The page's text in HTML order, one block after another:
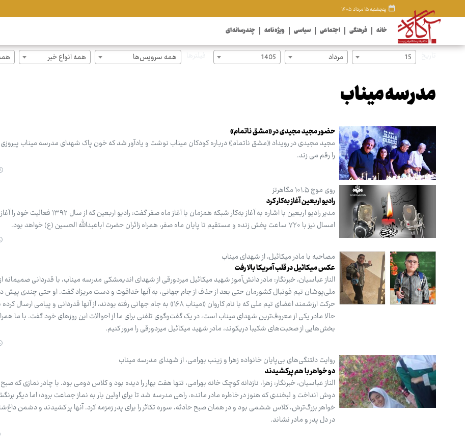
پنجشنبه ۱۵ مرداد ۱۴۰۵
خانه فرهنگی اجتماعی سیاسی ویژه نامه چندرسانه ای
15 مرداد 1405 همه سرویس‌ها همه انواع خبر
مدرسه میناب
حضور مجید مجیدی در «مشق ناتمام»
مجید مجیدی در رویداد «مشق ناتمام» درباره کودکان میناب نوشت و یادآور شد که خون پاک شهدای مدرسه میناب پیروزی
را رقم می زند.
روی موج ۱۰۱.۵ مگاهرتز
رادیو اربعین آغاز به‌کار کرد
مدیر رادیو اربعین با اشاره به آغاز به‌کار شبکه همزمان با آغاز ماه صفر گفت:
امسال نیز با ۷۲۰ ساعت پخش زنده و مستقیم تا پایان ماه صفر، همراه زائران حضرت اباعبدالله الحسین (ع) خواهد بود.
مصاحبه با مادر میکائیل، از شهدای میناب
عکس میکائیل در قلب آمریکا بالا رفت
الناز عباسیان، خبرنگار: مادر دانش‌آموز شهید میکائیل میردورقی از شهدای اندیمشکی مدرسه میناب، با قدردانی صمیمانه از
ملی‌پوشان تیم فوتبال کشورمان حتی بعد از حذف از جام جهانی، به آنها خداقوت و دست مریزاد گفت. او حتی چندی پیش
حرکت ارزشمند اعضای تیم ملی که با نام کاروان «میناب ۱۶۸» به جام جهانی رفته بودند، از آنها قدردانی و پیامی
حالا مادر یکی از معروف‌ترین شهدای میناب است، در یک گفت‌وگوی تلفنی برای ما از احوالات این روزهای خود گفت. با ما
بخش‌هایی از صحبت‌های شکیبا دریکوند، مادر شهید میکائیل میردورقی را مرور کنیم.
روایت دلتنگی‌های بی‌پایان خانواده زهرا و زینب بهرامی، از شهدای مدرسه میناب
دو خواهر با هم پرکشیدند
الناز عباسیان، خبرنگار: زهرا، نازدانه کوچک خانه بهرامی، تنها هفت بهار را دیده بود و کلاس دومی بود. با چادر نمازی که
دوش انداخت و لبخندی که هنوز در خاطره مادر مانده، راهی مدرسه شد تا برای اولین بار به نماز جماعت برود؛ اما دیگر
خواهر بزرگ‌ترش، کلاس ششمی بود و در همان صبح حادثه، سوره تکاثر را برای پدر زمزمه کرد. آنها پر کشیدند و دشمن
در دل پدر و مادر نشاند.